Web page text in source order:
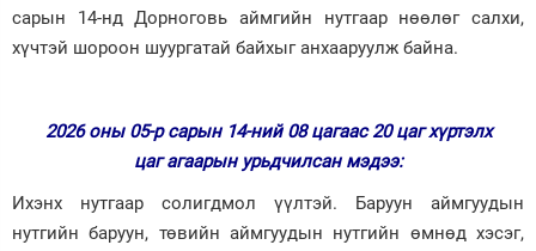
Дэлхий
сарын 14-нд Дорноговь аймгийн нутгаар нөөлөг салхи,
хүчтэй шороон шуургатай байхыг анхааруулж байна.
2026 оны 05-р сарын 14-ний 08 цагаас 20 цаг хүртэлх
цаг агаарын урьдчилсан мэдээ:
Ихэнх нутгаар солигдмол үүлтэй. Баруун аймгуудын
нутгийн баруун, төвийн аймгуудын нутгийн өмнөд хэсэг,